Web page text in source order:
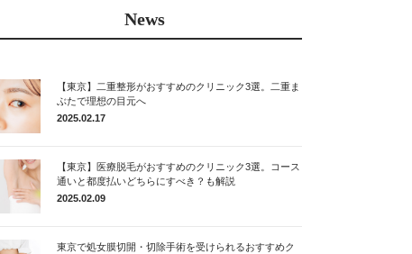
News
【東京】二重整形がおすすめのクリニック3選。二重ま
ぶたで理想の目元へ
2025.02.17
【東京】医療脱毛がおすすめのクリニック3選。コース
通いと都度払いどちらにすべき？も解説
2025.02.09
東京で処女膜切開・切除手術を受けられるおすすめク